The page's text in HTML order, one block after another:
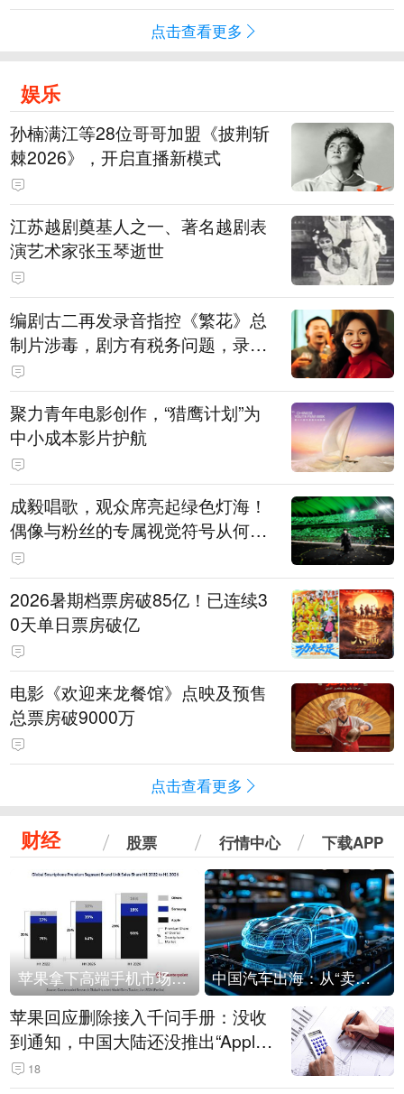
点击查看更多
娱乐
孙楠满江等28位哥哥加盟《披荆斩
棘2026》，开启直播新模式
江苏越剧奠基人之一、著名越剧表
演艺术家张玉琴逝世
编剧古二再发录音指控《繁花》总
制片涉毒，剧方有税务问题，录音
中王家卫称“一点够了，要不然又要
出事”
聚力青年电影创作，“猎鹰计划”为
中小成本影片护航
成毅唱歌，观众席亮起绿色灯海！
偶像与粉丝的专属视觉符号从何而
来
2026暑期档票房破85亿！已连续3
0天单日票房破亿
电影《欢迎来龙餐馆》点映及预售
总票房破9000万
点击查看更多
财经 股票 行情中心 下载APP
苹果拿下高端手机市场65%的份额：iPhone 17系列功不可没 中国汽车出海：从“卖出去”到“走进去”
苹果回应删除接入千问手册：没收
到通知，中国大陆还没推出“Apple
智能使用千问”功能
18